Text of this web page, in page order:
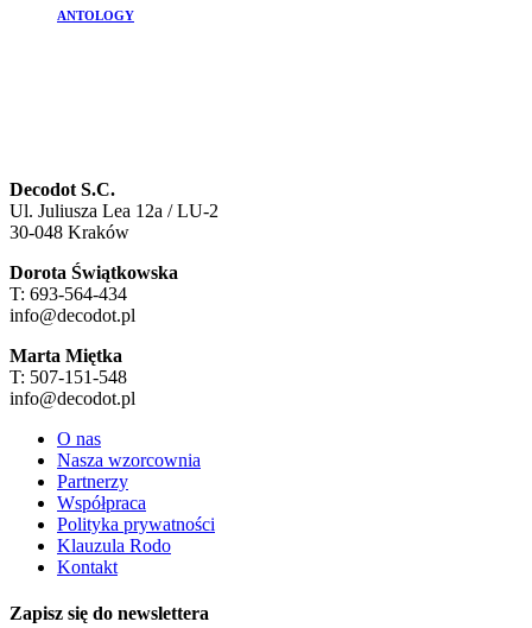
ANTOLOGY
Decodot S.C.
Ul. Juliusza Lea 12a / LU-2
30-048 Kraków
Dorota Świątkowska
T: 693-564-434
info@decodot.pl
Marta Miętka
T: 507-151-548
info@decodot.pl
O nas
Nasza wzorcownia
Partnerzy
Współpraca
Polityka prywatności
Klauzula Rodo
Kontakt
Zapisz się do newslettera